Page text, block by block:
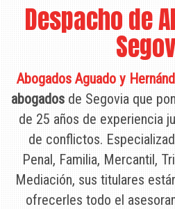
Despacho de
Abogados Aguado y
abogadosde Segovia que
de 25 años de experiencia
de conflictos.
Penal, Familia, Mercantil,
Mediación, sus titulares
ofrecerles todo el